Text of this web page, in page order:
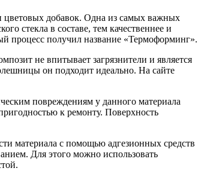
добавок. Одна из самых важных
стекла в составе, тем качественнее и
процесс получил название «Термоформинг».
не впитывает загрязнители и является
он подходит идеально. На сайте
повреждениям у данного материала
к ремонту. Поверхность
материала с помощью адгезионных средств
Для этого можно использовать